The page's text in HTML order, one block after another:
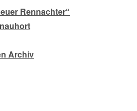
Rennachter“
Archiv